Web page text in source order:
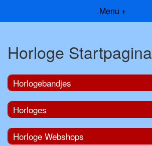
Menu +
Horloge Startpagina
Horlogebandjes
Horloges
Horloge Webshops